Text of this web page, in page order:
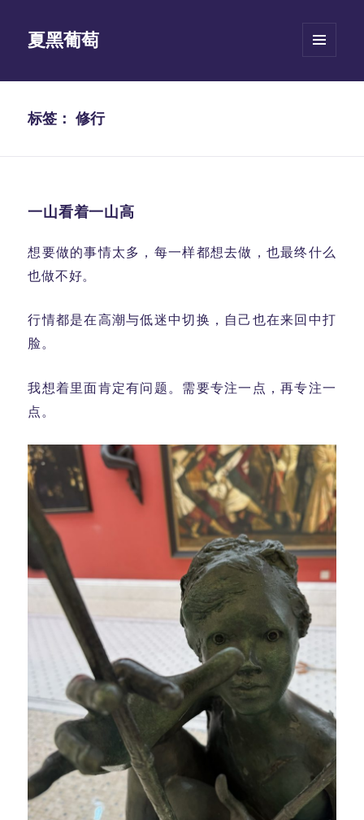
夏黑葡萄
挂件
标签：修行
一山看着一山高
想要做的事情太多，每一样都想去做，也最终什么
也做不好。
行情都是在高潮与低迷中切换，自己也在来回中打
脸。
我想着里面肯定有问题。需要专注一点，再专注一
点。